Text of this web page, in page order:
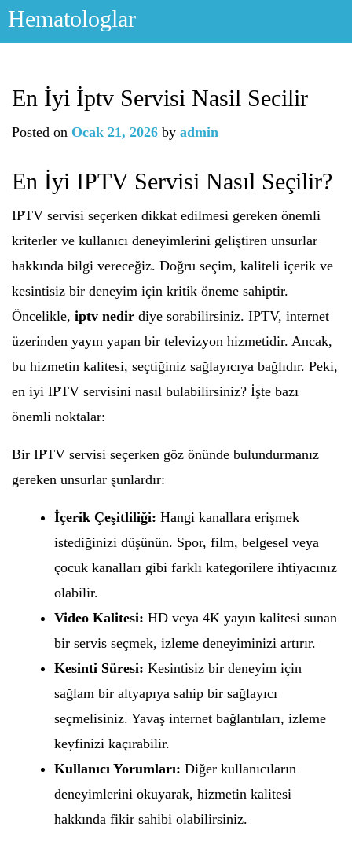
Skip
Hematologlar
En İyi İptv Servisi Nasil Secilir
Posted on Ocak 21, 2026 by admin
En İyi IPTV Servisi Nasıl Seçilir?
IPTV servisi seçerken dikkat edilmesi gereken önemli
kriterler ve kullanıcı deneyimlerini geliştiren unsurlar
hakkında bilgi vereceğiz. Doğru seçim, kaliteli içerik ve
kesintisiz bir deneyim için kritik öneme sahiptir.
Öncelikle, iptv nedir diye sorabilirsiniz. IPTV, internet
üzerinden yayın yapan bir televizyon hizmetidir. Ancak,
bu hizmetin kalitesi, seçtiğiniz sağlayıcıya bağlıdır. Peki,
en iyi IPTV servisini nasıl bulabilirsiniz? İşte bazı
önemli noktalar:
Bir IPTV servisi seçerken göz önünde bulundurmanız
gereken unsurlar şunlardır:
İçerik Çeşitliliği: Hangi kanallara erişmek
istediğinizi düşünün. Spor, film, belgesel veya
çocuk kanalları gibi farklı kategorilere ihtiyacınız
olabilir.
Video Kalitesi: HD veya 4K yayın kalitesi sunan
bir servis seçmek, izleme deneyiminizi artırır.
Kesinti Süresi: Kesintisiz bir deneyim için
sağlam bir altyapıya sahip bir sağlayıcı
seçmelisiniz. Yavaş internet bağlantıları, izleme
keyfinizi kaçırabilir.
Kullanıcı Yorumları: Diğer kullanıcıların
deneyimlerini okuyarak, hizmetin kalitesi
hakkında fikir sahibi olabilirsiniz.